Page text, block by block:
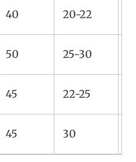
40 20-22
50 25-30
45 22-25
45 30